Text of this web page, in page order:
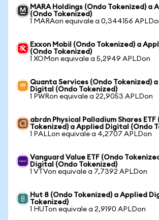
MARA Holdings (Ondo Tokenized) a
(Ondo Tokenized)
1 MARAon equivale a 0,344156
Exxon Mobil (Ondo Tokenized) a
(Ondo Tokenized)
1 XOMon equivale a 5,2949 APLDon
Quanta Services (Ondo Tokenized)
Digital (Ondo Tokenized)
1 PWRon equivale a 22,9053 APLDon
abrdn Physical Palladium Shares ETF
Tokenized) a Applied Digital (Ondo
1 PALLon equivale a 4,2707 APLDon
Vanguard Value ETF (Ondo
Digital (Ondo Tokenized)
1 VTVon equivale a 7,7392 APLDon
Hut 8 (Ondo Tokenized) a Applied
Tokenized)
1 HUTon equivale a 2,9190 APLDon